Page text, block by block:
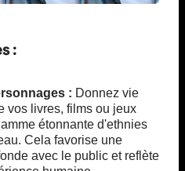
:
: Donnez vie
vos livres, films ou jeux
étonnante d'ethnies
Cela favorise une
avec le public et reflète